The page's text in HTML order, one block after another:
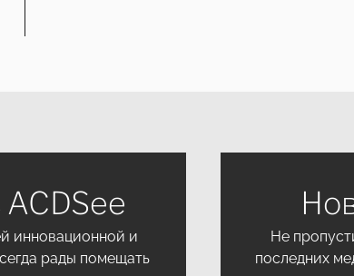
инновационной и
рады помещать
Не
последних